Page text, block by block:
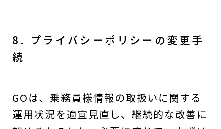
8. プライバシーポリシーの変更手
続
GOは、乗務員様情報の取扱いに関する
運用状況を適宜見直し、継続的な改善に